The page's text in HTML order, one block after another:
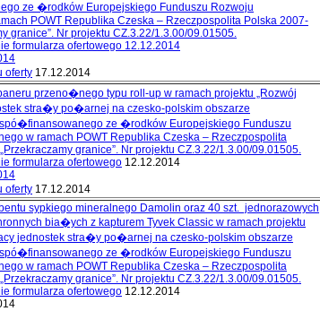
ze �rodków Europejskiego Funduszu Rozwoju
POWT Republika Czeska – Rzeczpospolita Polska 2007-
granice”. Nr projektu CZ.3.22/1.3.00/09.01505.
formularza ofertowego 12.12.2014
oferty 17.12.2014
przeno�nego typu roll-up w ramach projektu „Rozwój
stra�y po�arnej na czesko-polskim obszarze
ze �rodków Europejskiego Funduszu
w ramach POWT Republika Czeska – Rzeczpospolita
granice”. Nr projektu CZ.3.22/1.3.00/09.01505.
formularza ofertowego 12.12.2014
oferty 17.12.2014
sypkiego mineralnego Damolin oraz 40 szt. jednorazowych
bia�ych z kapturem Tyvek Classic w ramach projektu
jednostek stra�y po�arnej na czesko-polskim obszarze
ze �rodków Europejskiego Funduszu
w ramach POWT Republika Czeska – Rzeczpospolita
granice”. Nr projektu CZ.3.22/1.3.00/09.01505.
formularza ofertowego 12.12.2014